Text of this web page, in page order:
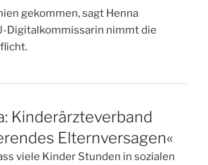
gekommen, sagt Henna
Digitalkommissarin nimmt die
Kinderärzteverband
Elternversagen«
viele Kinder Stunden in sozialen